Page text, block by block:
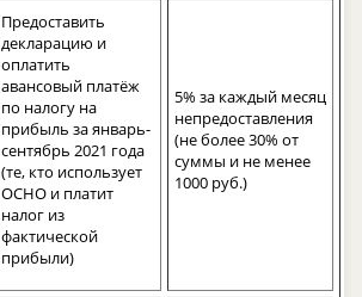
Предоставить
декларацию и
оплатить
авансовый платёж
по налогу на
прибыль за январь-
сентябрь 2021 года
(те, кто использует
ОСНО и платит
налог из
фактической
прибыли)
5% за каждый месяц
непредоставления
(не более 30% от
суммы и не менее
1000 руб.)